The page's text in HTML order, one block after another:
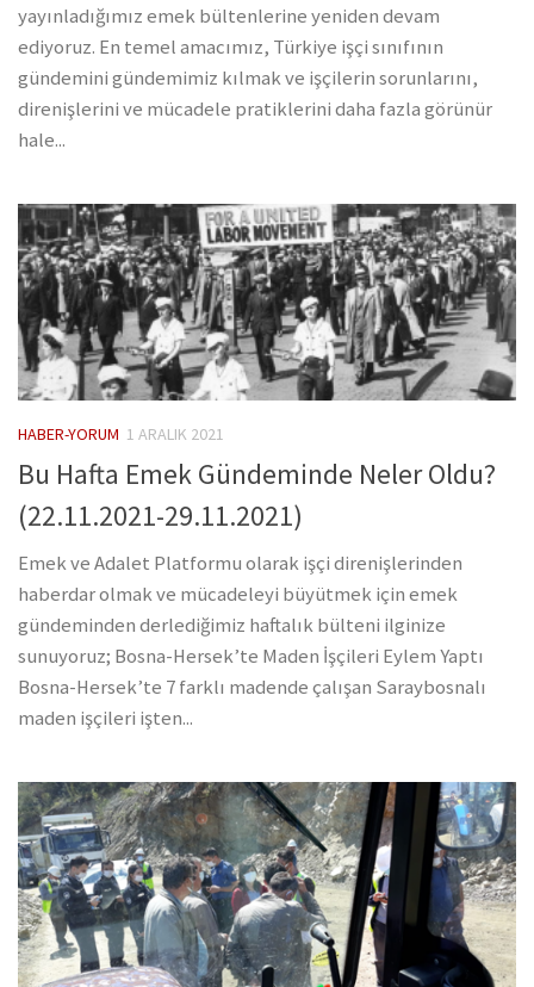
yayınladığımız emek bültenlerine yeniden devam
ediyoruz. En temel amacımız, Türkiye işçi sınıfının
gündemini gündemimiz kılmak ve işçilerin sorunlarını,
direnişlerini ve mücadele pratiklerini daha fazla görünür
hale...
HABER-YORUM 1 ARALIK 2021
Bu Hafta Emek Gündeminde Neler Oldu?
(22.11.2021-29.11.2021)
Emek ve Adalet Platformu olarak işçi direnişlerinden
haberdar olmak ve mücadeleyi büyütmek için emek
gündeminden derlediğimiz haftalık bülteni ilginize
sunuyoruz; Bosna-Hersek’te Maden İşçileri Eylem Yaptı
Bosna-Hersek’te 7 farklı madende çalışan Saraybosnalı
maden işçileri işten...